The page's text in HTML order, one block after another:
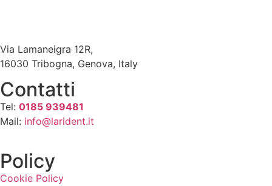
Via Lamaneigra 12R,
16030 Tribogna, Genova, Italy
Contatti
Tel: 0185 939481
Mail: info@larident.it
Policy
Cookie Policy